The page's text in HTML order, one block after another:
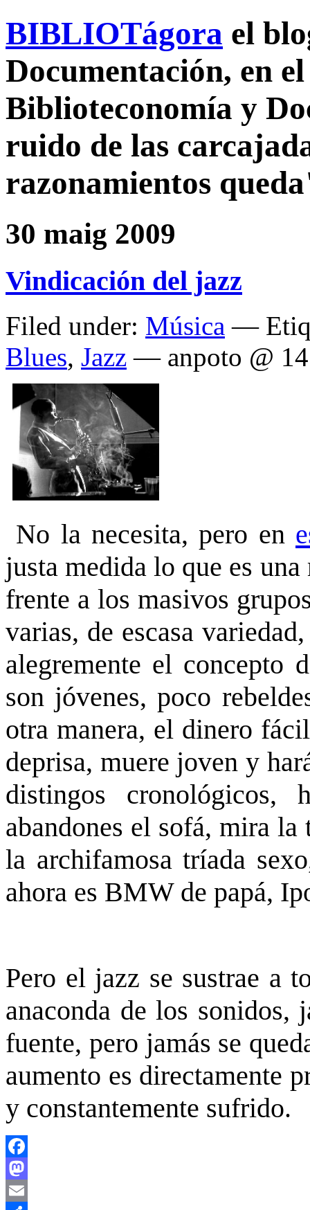
BIBLIOTágora el
Documentación, en
Biblioteconomía y
ruido de las
razonamientos
30 maig 2009
Vindicación del jazz
Filed under: Música —
Blues, Jazz — anpoto @
No la necesita, pero en
justa medida lo que es
frente a los masivos
varias, de escasa
alegremente el concepto
son jóvenes, poco
otra manera, el dinero
deprisa, muere joven y
distingos cronológicos,
abandones el sofá, mira
la archifamosa tríada
ahora es BMW de papá,
Pero el jazz se sustrae a
anaconda de los sonidos,
fuente, pero jamás se
aumento es directamente
y constantemente sufrido.
Facebook
Mastodon